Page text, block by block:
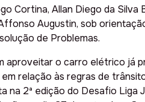
Cortina, Allan Diego da
Augustin, sob
de Problemas.
aproveitar o carro elétrico já
relação às regras de
na 2ª edição do Desafio